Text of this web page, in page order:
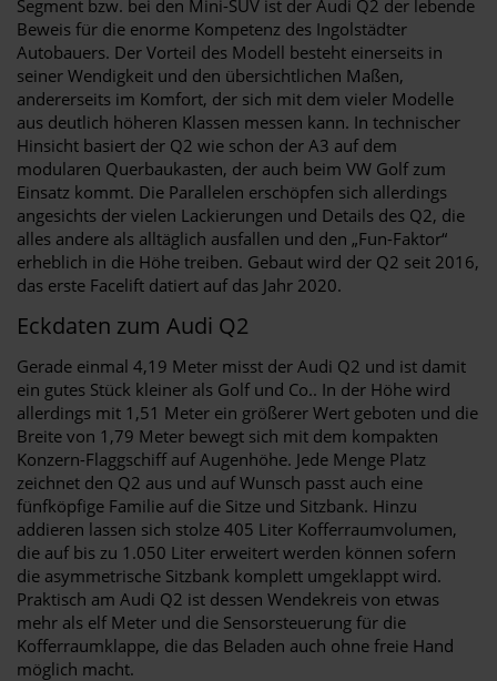
Segment bzw. bei den Mini-SUV ist der Audi Q2 der lebende
Beweis für die enorme Kompetenz des Ingolstädter
Autobauers. Der Vorteil des Modell besteht einerseits in
seiner Wendigkeit und den übersichtlichen Maßen,
andererseits im Komfort, der sich mit dem vieler Modelle
aus deutlich höheren Klassen messen kann. In technischer
Hinsicht basiert der Q2 wie schon der A3 auf dem
modularen Querbaukasten, der auch beim VW Golf zum
Einsatz kommt. Die Parallelen erschöpfen sich allerdings
angesichts der vielen Lackierungen und Details des Q2, die
alles andere als alltäglich ausfallen und den „Fun-Faktor“
erheblich in die Höhe treiben. Gebaut wird der Q2 seit 2016,
das erste Facelift datiert auf das Jahr 2020.
Eckdaten zum Audi Q2
Gerade einmal 4,19 Meter misst der Audi Q2 und ist damit
ein gutes Stück kleiner als Golf und Co.. In der Höhe wird
allerdings mit 1,51 Meter ein größerer Wert geboten und die
Breite von 1,79 Meter bewegt sich mit dem kompakten
Konzern-Flaggschiff auf Augenhöhe. Jede Menge Platz
zeichnet den Q2 aus und auf Wunsch passt auch eine
fünfköpfige Familie auf die Sitze und Sitzbank. Hinzu
addieren lassen sich stolze 405 Liter Kofferraumvolumen,
die auf bis zu 1.050 Liter erweitert werden können sofern
die asymmetrische Sitzbank komplett umgeklappt wird.
Praktisch am Audi Q2 ist dessen Wendekreis von etwas
mehr als elf Meter und die Sensorsteuerung für die
Kofferraumklappe, die das Beladen auch ohne freie Hand
möglich macht.